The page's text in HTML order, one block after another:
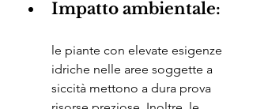
Impatto ambientale:
le piante con elevate esigenze
idriche nelle aree soggette a
siccità mettono a dura prova